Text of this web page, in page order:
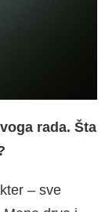
rada. Šta
– sve